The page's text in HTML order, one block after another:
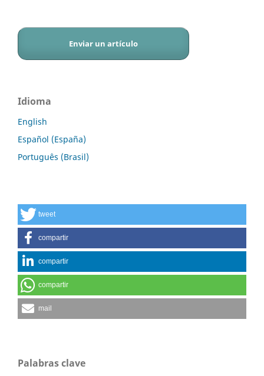
Enviar un artículo
Idioma
English
Español (España)
Português (Brasil)
tweet
compartir
compartir
compartir
mail
Palabras clave